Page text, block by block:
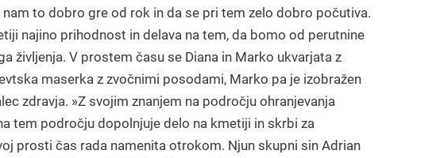
to dobro gre od rok in da se pri tem zelo dobro počutiva.
najino prihodnost in delava na tem, da bomo od perutnine
življenja. V prostem času se Diana in Marko ukvarjata z
maserka z zvočnimi posodami, Marko pa je izobražen
zdravja. »Z svojim znanjem na področju ohranjevanja
tem področju dopolnjuje delo na kmetiji in skrbi za
prosti čas rada namenita otrokom. Njun skupni sin Adrian